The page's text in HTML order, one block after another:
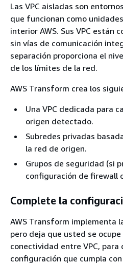
Las VPC aisladas son
que funcionan como
interior AWS. Sus VPC están
sin vías de comunicación
separación proporciona el
de los límites de la red.
AWS Transform crea los
Una VPC dedicada para
origen detectado.
Subredes privadas
la red de origen.
Grupos de seguridad (si
configuración de firewall
Complete la
AWS Transform implementa
pero deja que usted se
conectividad entre VPC, para
configuración que cumpla